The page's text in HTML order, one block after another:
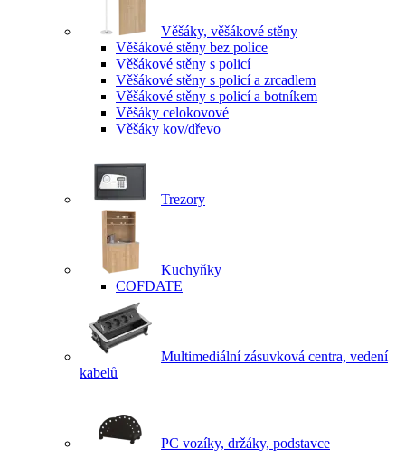
Věšáky, věšákové stěny
Věšákové stěny bez police
Věšákové stěny s policí
Věšákové stěny s policí a zrcadlem
Věšákové stěny s policí a botníkem
Věšáky celokovové
Věšáky kov/dřevo
Trezory
Kuchyňky
COFDATE
Multimediální zásuvková centra, vedení
kabelů
PC vozíky, držáky, podstavce